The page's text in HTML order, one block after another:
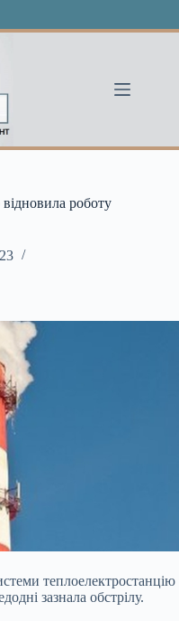
роботу
теплоелектростанцію
зазнала обстрілу.